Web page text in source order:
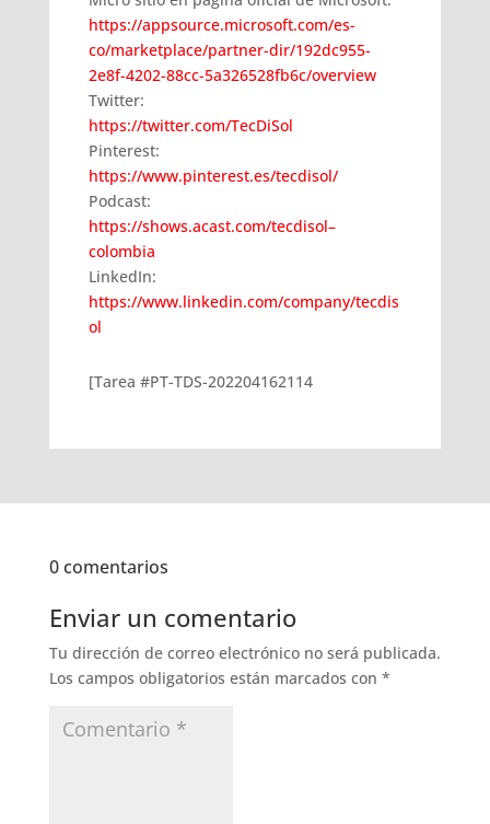
https://appsource.microsoft.com/es-
co/marketplace/partner-dir/192dc955-
2e8f-4202-88cc-5a326528fb6c/overview
Twitter:
https://twitter.com/TecDiSol
Pinterest:
https://www.pinterest.es/tecdisol/
Podcast:
https://shows.acast.com/tecdisol–
colombia
LinkedIn:
https://www.linkedin.com/company/tecdis
ol
[Tarea #PT-TDS-202204162114
0 comentarios
Enviar un comentario
Tu dirección de correo electrónico no será publicada.
Los campos obligatorios están marcados con *